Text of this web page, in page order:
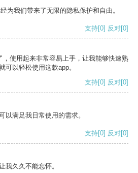
为我们带来了无限的隐私保护和自由。
支持[0] 反对[0]
，使用起来非常容易上手，让我能够快速熟
可以轻松使用这款app。
支持[0] 反对[0]
以满足我日常使用的需求。
支持[0] 反对[0]
我久久不能忘怀。